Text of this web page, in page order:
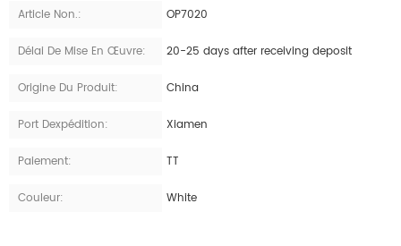
Article Non.: OP7020
Délai De Mise En Œuvre: 20-25 days after receiving deposit
Origine Du Produit: China
Port Dexpédition: Xiamen
Paiement: TT
Couleur: White